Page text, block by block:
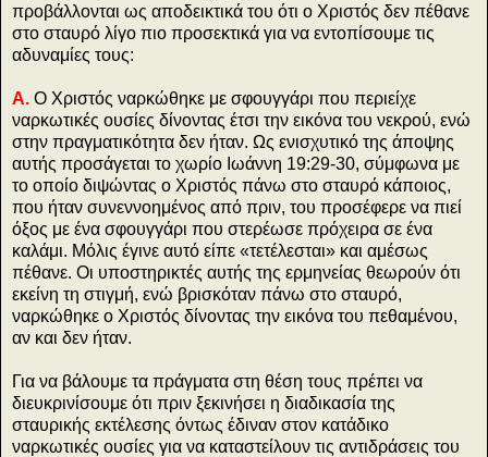
προβάλλονται ως αποδεικτικά του ότι ο Χριστός δεν πέθανε
στο σταυρό λίγο πιο προσεκτικά για να εντοπίσουμε τις
αδυναμίες τους:
Α. Ο Χριστός ναρκώθηκε με σφουγγάρι που περιείχε
ναρκωτικές ουσίες δίνοντας έτσι την εικόνα του νεκρού, ενώ
στην πραγματικότητα δεν ήταν. Ως ενισχυτικό της άποψης
αυτής προσάγεται το χωρίο Ιωάννη 19:29-30, σύμφωνα με
το οποίο διψώντας ο Χριστός πάνω στο σταυρό κάποιος,
που ήταν συνεννοημένος από πριν, του προσέφερε να πιεί
όξος με ένα σφουγγάρι που στερέωσε πρόχειρα σε ένα
καλάμι. Μόλις έγινε αυτό είπε «τετέλεσται» και αμέσως
πέθανε. Οι υποστηρικτές αυτής της ερμηνείας θεωρούν ότι
εκείνη τη στιγμή, ενώ βρισκόταν πάνω στο σταυρό,
ναρκώθηκε ο Χριστός δίνοντας την εικόνα του πεθαμένου,
αν και δεν ήταν.
Για να βάλουμε τα πράγματα στη θέση τους πρέπει να
διευκρινίσουμε ότι πριν ξεκινήσει η διαδικασία της
σταυρικής εκτέλεσης όντως έδιναν στον κατάδικο
ναρκωτικές ουσίες για να καταστείλουν τις αντιδράσεις του